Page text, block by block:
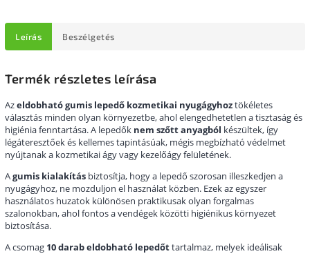
Leírás Beszélgetés
Termék részletes leírása
Azeldobható gumis lepedő kozmetikai nyugágyhoztökéletes
választás minden olyan környezetbe, ahol elengedhetetlen a tisztaság és
higiénia fenntartása. A lepedők nem szőtt anyagból készültek, így
légáteresztőek és kellemes tapintásúak, mégis megbízható védelmet
nyújtanak a kozmetikai ágy vagy kezelőágy felületének.
Agumis kialakítás biztosítja, hogy a lepedő szorosan illeszkedjen a
nyugágyhoz, ne mozduljon el használat közben. Ezek az egyszer
használatos huzatok különösen praktikusak olyan forgalmas
szalonokban, ahol fontos a vendégek közötti higiénikus környezet
biztosítása.
A csomag 10 darab eldobható lepedőttartalmaz, melyek ideálisak